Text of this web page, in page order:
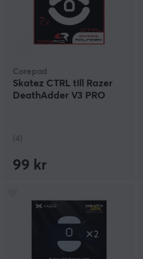
Corepad
Skatez CTRL till Razer
DeathAdder V3 PRO
(4)
99 kr